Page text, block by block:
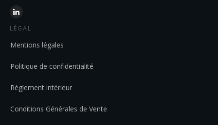
LÉGAL
Mentions légales
Politique de confidentialité
Règlement intérieur
Conditions Générales de Vente